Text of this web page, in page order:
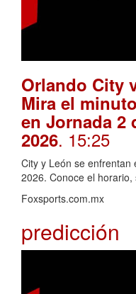
Orlando City
Mira el
en Jornada 2
2026. 15:25
City y León se
2026. Conoce el
Foxsports.com.mx
predicción